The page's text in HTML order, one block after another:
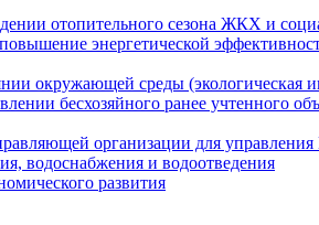
отопительного сезона ЖКХ и
энергетической
окружающей среды (экологическая
бесхозяйного ранее учтенного
организации для
водоснабжения и водоотведения
развития